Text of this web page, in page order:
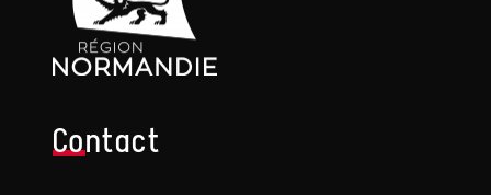
Contact